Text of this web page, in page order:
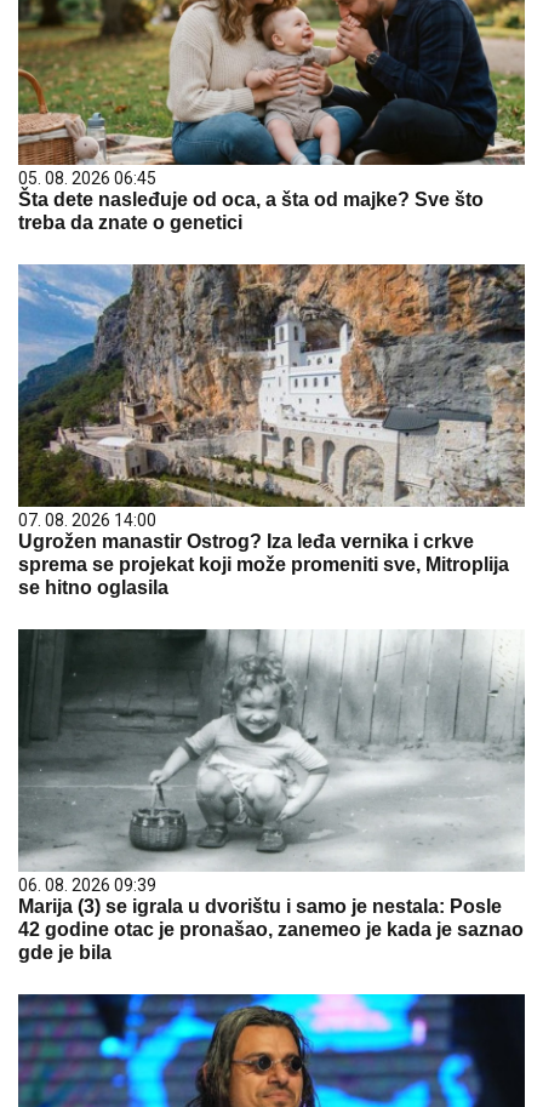
05. 08. 2026 06:45
Šta dete nasleđuje od oca, a šta od majke? Sve što
treba da znate o genetici
07. 08. 2026 14:00
Ugrožen manastir Ostrog? Iza leđa vernika i crkve
sprema se projekat koji može promeniti sve, Mitroplija
se hitno oglasila
06. 08. 2026 09:39
Marija (3) se igrala u dvorištu i samo je nestala: Posle
42 godine otac je pronašao, zanemeo je kada je saznao
gde je bila